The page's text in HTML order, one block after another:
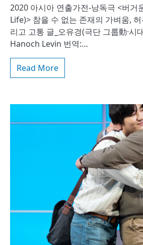
2020 아시아 연출가전-낭독극 <버거
Life)> 참을 수 없는 존재의 가벼움,
리고 고통 글_오유경(극단 그룹動·시
Hanoch Levin 번역:…
Read More